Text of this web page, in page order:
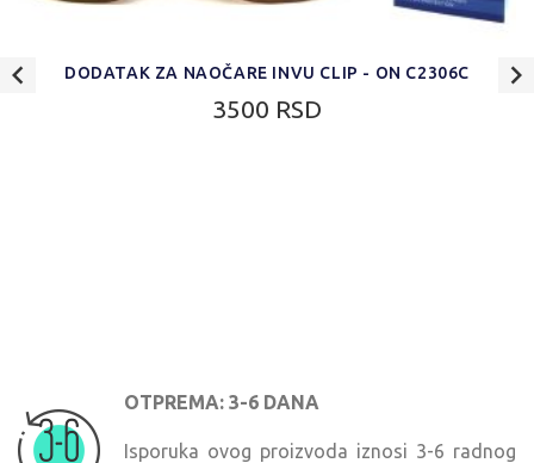
DODATAK ZA NAOČARE INVU CLIP - ON C2306C
3500 RSD
OTPREMA: 3-6 DANA
Isporuka ovog proizvoda iznosi 3-6 radnog